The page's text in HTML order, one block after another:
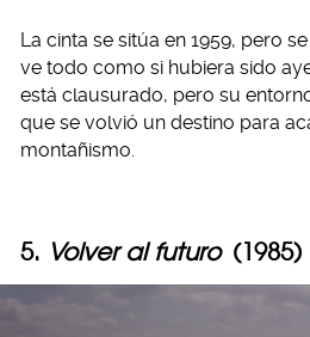
La cinta se sitúa en 1959, pero
ve todo como si hubiera sido
está clausurado, pero su
que se volvió un destino para
montañismo.
5. Volver al futuro (1985)